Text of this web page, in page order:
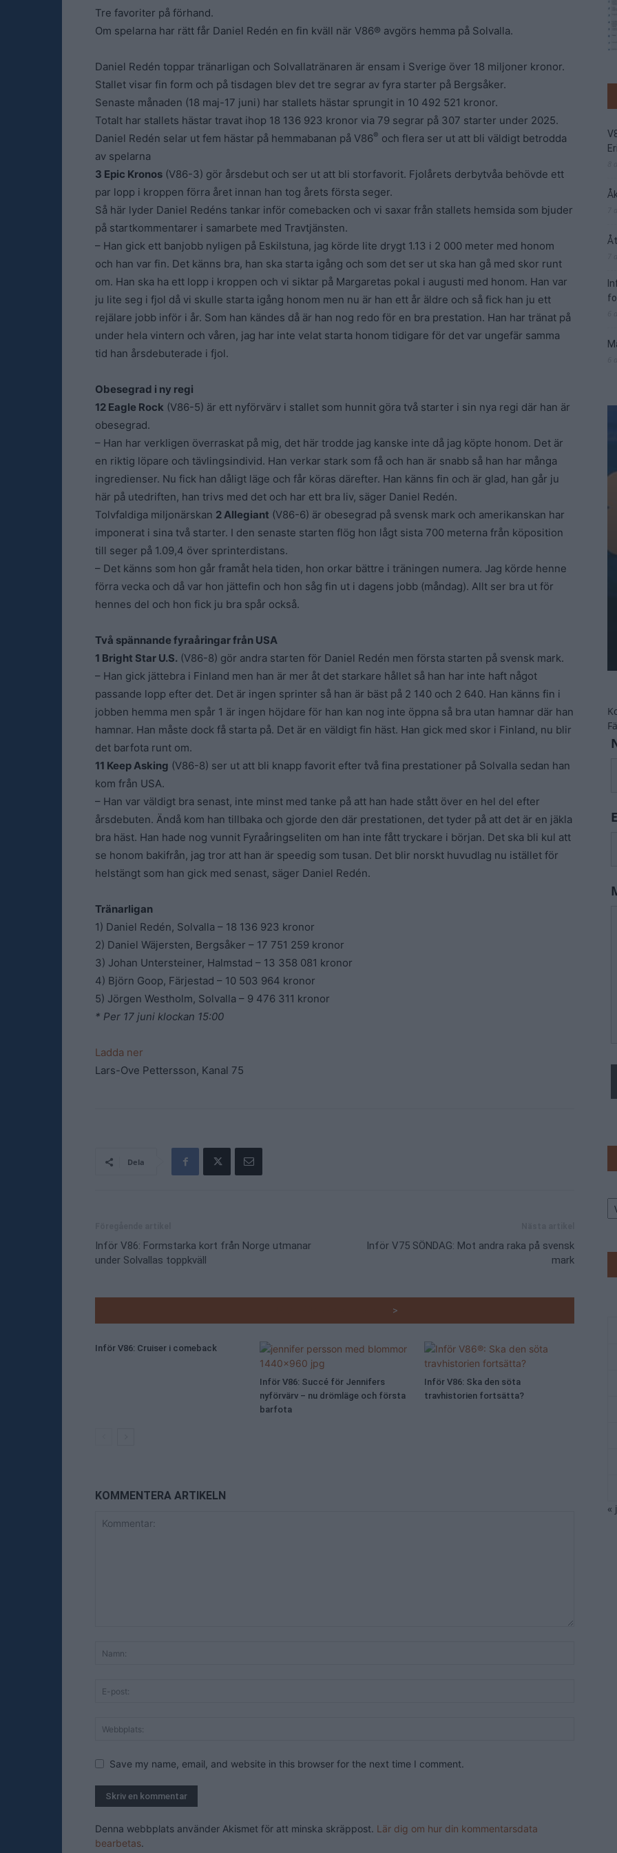
Tre favoriter på förhand.
Om spelarna har rätt får Daniel Redén en fin kväll när V86® avgörs hemma på Solvalla.
Daniel Redén toppar tränarligan och Solvallatränaren är ensam i Sverige över 18 miljoner kronor.
Stallet visar fin form och på tisdagen blev det tre segrar av fyra starter på Bergsåker.
Senaste månaden (18 maj-17 juni) har stallets hästar sprungit in 10 492 521 kronor.
Totalt har stallets hästar travat ihop 18 136 923 kronor via 79 segrar på 307 starter under 2025.
Daniel Redén selar ut fem hästar på hemmabanan på V86® och flera ser ut att bli väldigt betrodda
av spelarna
3 Epic Kronos (V86-3) gör årsdebut och ser ut att bli storfavorit. Fjolårets derbytvåa behövde ett
par lopp i kroppen förra året innan han tog årets första seger.
Så här lyder Daniel Redéns tankar inför comebacken och vi saxar från stallets hemsida som bjuder
på startkommentarer i samarbete med Travtjänsten.
– Han gick ett banjobb nyligen på Eskilstuna, jag körde lite drygt 1.13 i 2 000 meter med honom
och han var fin. Det känns bra, han ska starta igång och som det ser ut ska han gå med skor runt
om. Han ska ha ett lopp i kroppen och vi siktar på Margaretas pokal i augusti med honom. Han var
ju lite seg i fjol då vi skulle starta igång honom men nu är han ett år äldre och så fick han ju ett
rejälare jobb inför i år. Som han kändes då är han nog redo för en bra prestation. Han har tränat på
under hela vintern och våren, jag har inte velat starta honom tidigare för det var ungefär samma
tid han årsdebuterade i fjol.
Obesegrad i ny regi
12 Eagle Rock (V86-5) är ett nyförvärv i stallet som hunnit göra två starter i sin nya regi där han är
obesegrad.
– Han har verkligen överraskat på mig, det här trodde jag kanske inte då jag köpte honom. Det är
en riktig löpare och tävlingsindivid. Han verkar stark som få och han är snabb så han har många
ingredienser. Nu fick han dåligt läge och får köras därefter. Han känns fin och är glad, han går ju
här på utedriften, han trivs med det och har ett bra liv, säger Daniel Redén.
Tolvfaldiga miljonärskan 2 Allegiant (V86-6) är obesegrad på svensk mark och amerikanskan har
imponerat i sina två starter. I den senaste starten flög hon lågt sista 700 meterna från köposition
till seger på 1.09,4 över sprinterdistans.
– Det känns som hon går framåt hela tiden, hon orkar bättre i träningen numera. Jag körde henne
förra vecka och då var hon jättefin och hon såg fin ut i dagens jobb (måndag). Allt ser bra ut för
hennes del och hon fick ju bra spår också.
Två spännande fyraåringar från USA
1 Bright Star U.S. (V86-8) gör andra starten för Daniel Redén men första starten på svensk mark.
– Han gick jättebra i Finland men han är mer åt det starkare hållet så han har inte haft något
passande lopp efter det. Det är ingen sprinter så han är bäst på 2 140 och 2 640. Han känns fin i
jobben hemma men spår 1 är ingen höjdare för han kan nog inte öppna så bra utan hamnar där han
hamnar. Han måste dock få starta på. Det är en väldigt fin häst. Han gick med skor i Finland, nu blir
det barfota runt om.
11 Keep Asking (V86-8) ser ut att bli knapp favorit efter två fina prestationer på Solvalla sedan han
kom från USA.
– Han var väldigt bra senast, inte minst med tanke på att han hade stått över en hel del efter
årsdebuten. Ändå kom han tillbaka och gjorde den där prestationen, det tyder på att det är en jäkla
bra häst. Han hade nog vunnit Fyraåringseliten om han inte fått tryckare i början. Det ska bli kul att
se honom bakifrån, jag tror att han är speedig som tusan. Det blir norskt huvudlag nu istället för
helstängt som han gick med senast, säger Daniel Redén.
Tränarligan
1) Daniel Redén, Solvalla – 18 136 923 kronor
2) Daniel Wäjersten, Bergsåker – 17 751 259 kronor
3) Johan Untersteiner, Halmstad – 13 358 081 kronor
4) Björn Goop, Färjestad – 10 503 964 kronor
5) Jörgen Westholm, Solvalla – 9 476 311 kronor
* Per 17 juni klockan 15:00
Ladda ner
Lars-Ove Pettersson, Kanal 75
Dela
Inför V86: Formstarka kort från Norge utmanar
under Solvallas toppkväll
Inför V75 SÖNDAG: Mot andra raka på svensk
mark
>
Inför V86: Cruiser i comeback
Inför V86: Succé för Jennifers
nyförvärv – nu drömläge och första
barfota
Inför V86: Ska den söta
travhistorien fortsätta?
KOMMENTERA ARTIKELN
Save my name, email, and website in this browser for the next time I comment.
Denna webbplats använder Akismet för att minska skräppost. Lär dig om hur din kommentarsdata
bearbetas.
«